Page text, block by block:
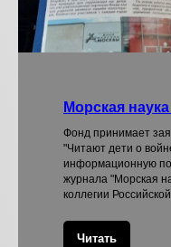
Морская
Фонд принимает
"Читают дети о
информационную
журнала "Морская
коллегии
Читать